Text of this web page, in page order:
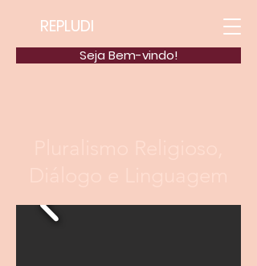
Seja Bem-vindo!
REPLUDI